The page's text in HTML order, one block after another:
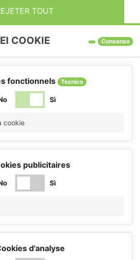
TOUT
COOKIE Consenso
fonctionnels Tecnico
Sì
cookie
publicitaires
Sì
d'analyse